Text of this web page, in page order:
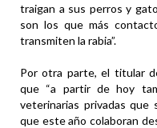
traigan a sus perros y
son los que más
transmiten la rabia”.
Por otra parte, el titular
que “a partir de hoy
veterinarias privadas que
que este año colaboran